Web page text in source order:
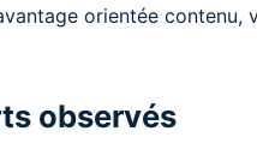
orientée contenu,
observés